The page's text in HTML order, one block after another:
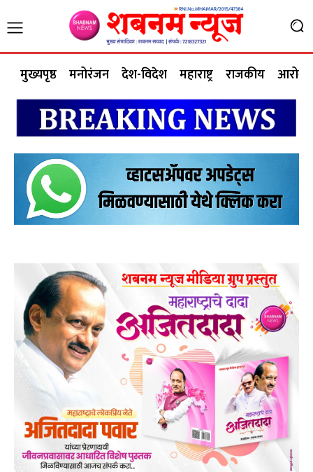
मुख्यपृष्ठ मनोरंजन देश-विदेश महाराष्ट्र राजकीय आरोग्य